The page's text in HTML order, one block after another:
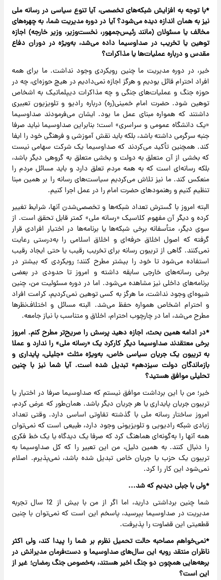
‌*با توجه به افزایش شبکه‌های تخصصی، آیا تنوع سیاسی در رسانه ملی
نیز به همان اندازه دیده می‌شود؟ آیا در دوره مدیریت شما، به چهره‌های
مخالف یا مسئولان (مانند رئیس‌جمهور، نخست‌وزیر، وزیر خارجه) اجازه
توهین یا تخریب در صداوسیما داده می‌شد، به‌ویژه در دوران دفاع
مقدس و درباره عملیات‌ها یا مذاکرات؟
خیر، در دوره مدیریت ما چنین رویکردی وجود نداشت. ما برای همه
افراد احترام قائل بودیم و هرگز اجازه نمی‌دادیم در هیچ حوزه‌ای، چه در
حوزه جنگ و عملیات‌های جنگی و چه مذاکرات دیپلماتیک به اشخاص
توهین شود. حضرت امام خمینی(ره) درباره رادیو و تلویزیون تعبیری
داشتند که همواره مبنای عمل ما بود. ایشان می‌فرمودند صداوسیما
«یک دانشگاه عمومی و سراسری» است؛ بنابراین صداوسیما نباید صرفا
جنبه سرگرمی داشته باشد، بلکه باید نقش آموزشی و فرهنگی خود را ایفا
کند. همچنین تأکید می‌کردند که صداوسیما یک شرکت سهامی نیست
که بخشی از آن متعلق به دولت و بخشی متعلق به گروهی دیگر باشد،
بلکه رسانه‌ای است که به همه مردم تعلق دارد و باید مسائل مردم را
منعکس کند. ما نیز تلاش می‌کردیم سیاست‌های رسانه را بر همین مبنا
تنظیم کنیم و رهنمودهای حضرت امام را در عمل اجرا کنیم.
البته امروز با گسترش تعداد شبکه‌ها و تخصصی‌شدن آنها، شرایط تغییر
کرده و دیگر آن مفهوم کلاسیک «رسانه ملی» کمتر قابل تحقق است. از
سوی دیگر، متأسفانه برخی شبکه‌ها یا برنامه‌ها در اختیار افرادی قرار
گرفته که اصول اخلاق حرفه‌ای و اخلاق اسلامی را به‌درستی رعایت
نمی‌کنند. گاهی از تریبون رسانه برای تخریب رقیب یا حتی ایجاد رقیب
استفاده می‌شود تا خود را بیشتر مطرح کنند؛ رویکردی که بیشتر در
برخی رسانه‌های خارجی سابقه داشته و امروز تا حدودی در بعضی
برنامه‌های داخلی نیز مشاهده می‌شود. اما در دوره مسئولیت من، چنین
شیوه‌ای وجود نداشت، ما هرگز به کسی توهین نمی‌کردیم، کرامت افراد
و احترام اشخاص همواره حفظ می‌شد. البته مسائل و اختلاف‌نظرها
مطرح می‌شد، اما در چارچوب احترام، اخلاق و متناسب با نیاز جامعه.
‌‌*در ادامه همین بحث، اجازه دهید پرسش را صریح‌تر مطرح کنم. امروز
برخی معتقدند صدا‌و‌سیما دیگر کارکرد یک «رسانه ملی» را ندارد و عملا
به تریبون یک جریان سیاسی خاص، به‌ویژه مثلث «جلیلی، پایداری و
بازماندگان دولت سیزدهم» تبدیل شده است. آیا شما نیز با چنین
تحلیلی موافق هستید؟
خیر؛ من با این برداشت موافق نیستم که صدا‌و‌سیما صرفا در اختیار یا
تریبون جریان پایداری یا هر جریان دیگر باشد. همان‌طور که عرض کردم،
امروز ساختار رسانه ملی با گذشته تفاوتی اساسی دارد. وقتی تعداد
زیادی شبکه رادیویی و تلویزیونی وجود دارد، طبیعی است که نمی‌توان
همه آنها را به‌گونه‌ای هماهنگ کرد که ‌صرفا یک دیدگاه یا یک خط فکری
را دنبال کنند. به همین دلیل، من این تعبیر را که کل صدا‌و‌سیما به
تریبون یک حزب یا جریان خاص تبدیل شده باشد، نمی‌پذیرم. اصلام
نمی‌شود این کار را کرد.
‌*ولی با جبلی دیدیم که شد...
شما چنین برداشتی دارید، اما اگر از من‌ با بیش از 12 سال تجربه
مدیریت در صدا‌و‌سیما‌ بپرسید، پاسخم این است که نمی‌توان با چنین
قطعیتی این قضاوت را پذیرفت.
*نمی‌خواهم مصاحبه حالت تحمیل نظرم بر شما را پیدا کند، ولی اکثر
ناظران‌ منتقد رویه این سال‌های صدا‌و‌سیما و دست‌فرمان مدیرانش در
برهه‌هایی همچون دو جنگ اخیر هستند، به‌خصوص جنگ رمضان؛ غیر از
این است؟